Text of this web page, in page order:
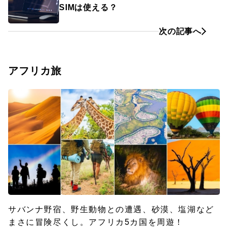
次の記事へ
SIMは使える？
アフリカ旅
サバンナ野宿、野生動物との遭遇、砂漠、塩湖など
まさに冒険尽くし。アフリカ5カ国を周遊！